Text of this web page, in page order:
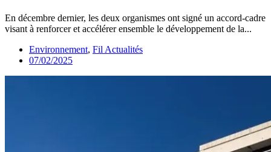
En décembre dernier, les deux organismes ont signé un accord-cadre
visant à renforcer et accélérer ensemble le développement de la...
Environnement, Fil Actualités
07/02/2025